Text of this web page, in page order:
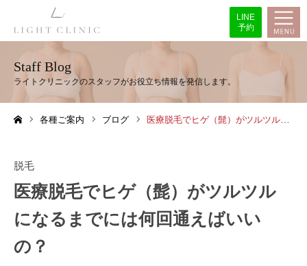
LINE
予約
Staff Blog
各種ご案内 ブログ 医療脱毛でヒゲ（髭）がツルツルになるまでには何回通えばいいの？
脱毛
医療脱毛でヒゲ（髭）がツルツル
になるまでには何回通えばいい
の？